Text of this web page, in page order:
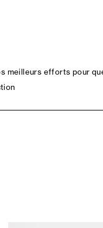
meilleurs efforts pour